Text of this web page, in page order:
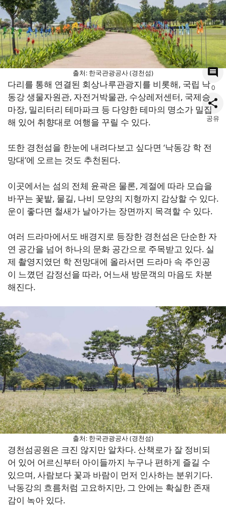
출처: 한국관광공사 (경천섬)
다리를 통해 연결된 회상나루관광지를 비롯해, 국립 낙
동강 생물자원관, 자전거박물관, 수상레저센터, 국제승
마장, 밀리터리 테마파크 등 다양한 테마의 명소가 밀집
해 있어 취향대로 여행을 꾸릴 수 있다.
또한 경천섬을 한눈에 내려다보고 싶다면 ‘낙동강 학 전
망대’에 오르는 것도 추천된다.
이곳에서는 섬의 전체 윤곽은 물론, 계절에 따라 모습을
바꾸는 꽃밭, 물길, 나비 모양의 지형까지 감상할 수 있다.
운이 좋다면 철새가 날아가는 장면까지 목격할 수 있다.
여러 드라마에서도 배경지로 등장한 경천섬은 단순한 자
연 공간을 넘어 하나의 문화 공간으로 주목받고 있다. 실
제 촬영지였던 학 전망대에 올라서면 드라마 속 주인공
이 느꼈던 감정선을 따라, 어느새 방문객의 마음도 차분
해진다.
출처: 한국관광공사 (경천섬)
경천섬공원은 크진 않지만 알차다. 산책로가 잘 정비되
어 있어 어르신부터 아이들까지 누구나 편하게 즐길 수
있으며, 사람보다 꽃과 바람이 먼저 인사하는 분위기다.
낙동강의 흐름처럼 고요하지만, 그 안에는 확실한 존재
감이 녹아 있다.
0
공유